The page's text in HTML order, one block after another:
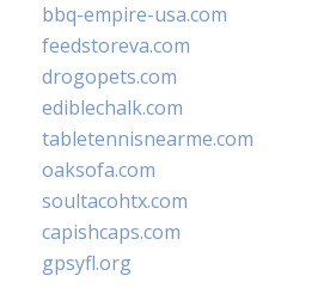
bbq-empire-usa.com
feedstoreva.com
drogopets.com
ediblechalk.com
tabletennisnearme.com
oaksofa.com
soultacohtx.com
capishcaps.com
gpsyfl.org